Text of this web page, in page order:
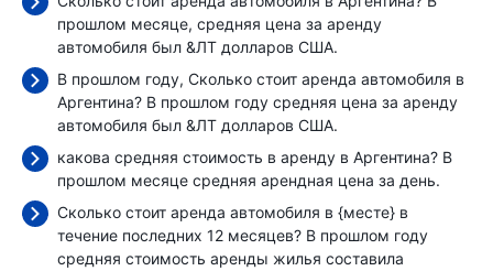
прошлом месяце, средняя цена за аренду
автомобиля был &ЛТ долларов США.
В прошлом году, Сколько стоит аренда автомобиля в
Аргентина? В прошлом году средняя цена за аренду
автомобиля был &ЛТ долларов США.
какова средняя стоимость в аренду в Аргентина? В
прошлом месяце средняя арендная цена за день.
Сколько стоит аренда автомобиля в {месте} в
течение последних 12 месяцев? В прошлом году
средняя стоимость аренды жилья составила